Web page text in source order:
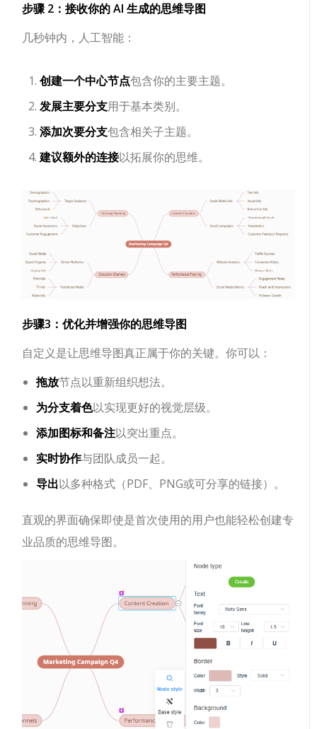
步骤 2：接收你的 AI 生成的思维导图
几秒钟内，人工智能：
创建一个中心节点包含你的主要主题。
发展主要分支用于基本类别。
添加次要分支包含相关子主题。
建议额外的连接以拓展你的思维。
步骤3：优化并增强你的思维导图
自定义是让思维导图真正属于你的关键。你可以：
拖放节点以重新组织想法。
为分支着色以实现更好的视觉层级。
添加图标和备注以突出重点。
实时协作与团队成员一起。
导出以多种格式（PDF、PNG或可分享的链接）。
直观的界面确保即使是首次使用的用户也能轻松创建专
业品质的思维导图。